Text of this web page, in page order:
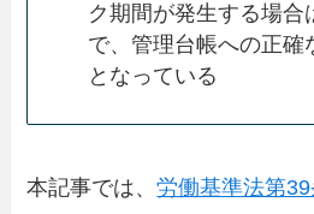
ク期間が発生する場合
で、管理台帳への正確
となっている
本記事では、労働基準法第39